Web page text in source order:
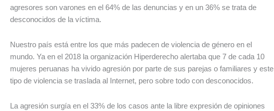
agresores son varones en el 64% de las denuncias y en un 36% se trata de
desconocidos de la víctima.
Nuestro país está entre los que más padecen de violencia de género en el
mundo. Ya en el 2018 la organización Hiperderecho alertaba que 7 de cada 10
mujeres peruanas ha vivido agresión por parte de sus parejas o familiares y este
tipo de violencia se traslada al Internet, pero sobre todo con desconocidos.
La agresión surgía en el 33% de los casos ante la libre expresión de opiniones